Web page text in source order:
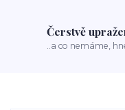
Čerstvě
..a co nemáme,